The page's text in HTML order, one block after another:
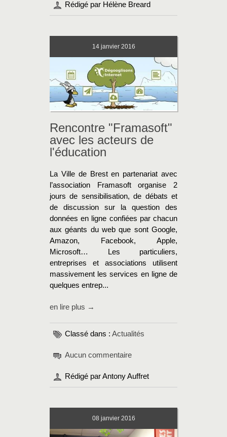
Rédigé par Hélène Breard
14 janvier 2016
Rencontre "Framasoft"
avec les acteurs de
l'éducation
La Ville de Brest en partenariat avec
l’association Framasoft organise 2
jours de sensibilisation, de débats et
de discussion sur la question des
données en ligne confiées par chacun
aux géants du web que sont Google,
Amazon, Facebook, Apple,
Microsoft… Les particuliers,
entreprises et associations utilisent
massivement les services en ligne de
quelques entrep...
en lire plus →
Classé dans : Actualités
Aucun commentaire
Rédigé par Antony Auffret
08 janvier 2016